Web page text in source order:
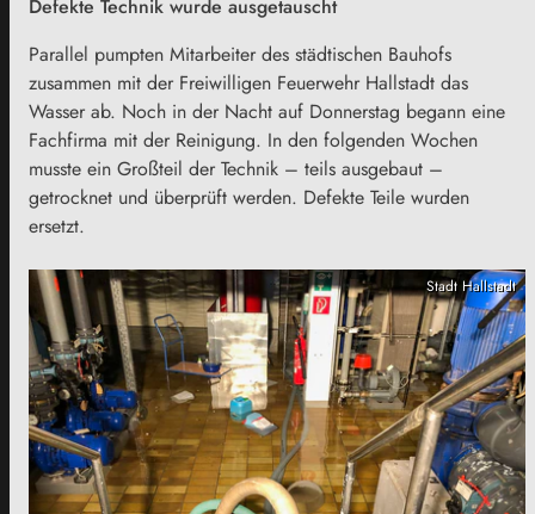
Defekte Technik wurde ausgetauscht
Parallel pumpten Mitarbeiter des städtischen Bauhofs
zusammen mit der Freiwilligen Feuerwehr Hallstadt das
Wasser ab. Noch in der Nacht auf Donnerstag begann eine
Fachfirma mit der Reinigung. In den folgenden Wochen
musste ein Großteil der Technik – teils ausgebaut –
getrocknet und überprüft werden. Defekte Teile wurden
ersetzt.
Stadt Hallstadt